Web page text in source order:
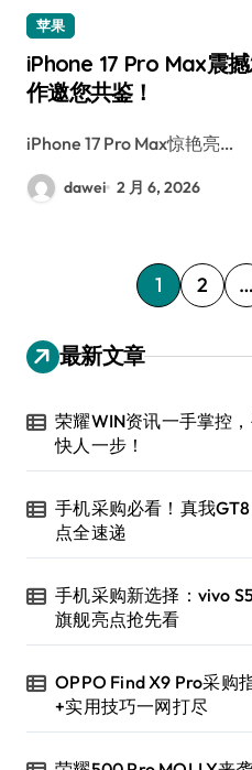
苹果
iPhone 17 Pro Max震
作邀您共鉴！
iPhone 17 Pro Max惊艳亮…
dawei 2 月 6, 2026
文
章
分
1 2 …
最新文章
荣耀WIN资讯一手掌控
快人一步！
手机采购必看！真我
点全速递
手机采购新选择：vivo
旗舰亮点抢先看
OPPO Find X9 Pro采购
+实用技巧一网打尽